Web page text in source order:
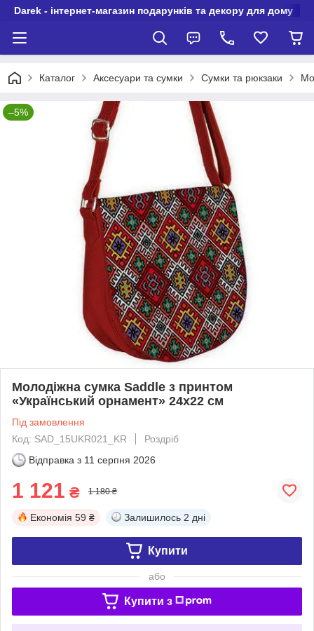
Darek - інтернет-магазин подарунків та декору для дому
Каталог Аксесуари та сумки Сумки та рюкзаки
–5%
Молодіжна сумка Saddle з принтом
«Український орнамент» 24х22 см
Під замовлення
Код: SAD_15UKR021_KR
Роздріб
Відправка з 11 серпня 2026
1 121 ₴ 1 180 ₴
Економія 59 ₴ Залишилось 2 дні
Купити
або
Купити з